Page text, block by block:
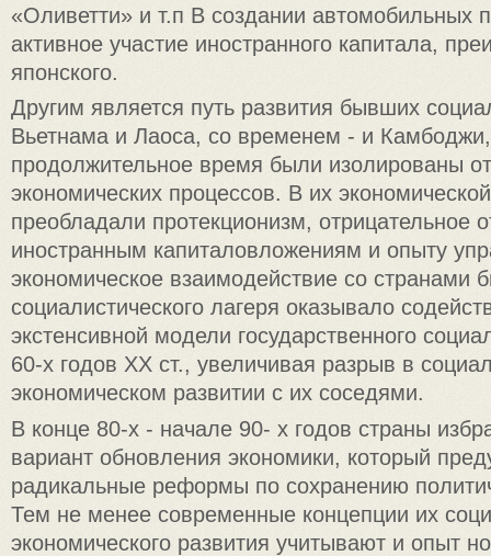
«Оливетти» и т.п В создании автомобильных
активное участие иностранного капитала,
японского.
Другим является путь развития бывших
Вьетнама и Лаоса, со временем - и
продолжительное время были изолированы
экономических процессов. В их
преобладали протекционизм, отрицательное
иностранным капиталовложениям и опыту
экономическое взаимодействие со странами
социалистического лагеря оказывало
экстенсивной модели государственного
60-х годов XX ст., увеличивая разрыв в
экономическом развитии с их соседями.
В конце 80-х - начале 90- х годов страны
вариант обновления экономики, который
радикальные реформы по сохранению
Тем не менее современные концепции их
экономического развития учитывают и опыт